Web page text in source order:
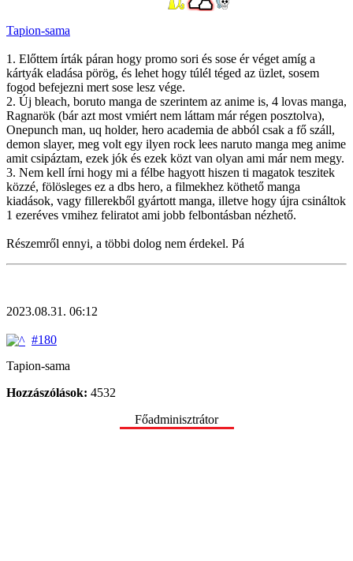
Tapion-sama
1. Előttem írták páran hogy promo sori és sose ér véget amíg a
kártyák eladása pörög, és lehet hogy túlél téged az üzlet, sosem
fogod befejezni mert sose lesz vége.
2. Új bleach, boruto manga de szerintem az anime is, 4 lovas manga,
Ragnarök (bár azt most vmiért nem láttam már régen posztolva),
Onepunch man, uq holder, hero academia de abból csak a fő száll,
demon slayer, meg volt egy ilyen rock lees naruto manga meg anime
amit csipáztam, ezek jók és ezek közt van olyan ami már nem megy.
3. Nem kell írni hogy mi a félbe hagyott hiszen ti magatok teszitek
közzé, fölösleges ez a dbs hero, a filmekhez köthető manga
kiadások, vagy fillerekből gyártott manga, illetve hogy újra csináltok
1 ezeréves vmihez feliratot ami jobb felbontásban nézhető.
Részemről ennyi, a többi dolog nem érdekel. Pá
2023.08.31. 06:12
#180
Tapion-sama
Hozzászólások: 4532
Főadminisztrátor